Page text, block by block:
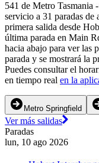
541 de Metro Tasmania
servicio a 31 paradas de
primera salida desde
última parada en Main
hacia abajo para ver las
parada y se mostrará la
Puedes consultar el
en tiempo real en la
Metro Springfield
Ver más salidas
Paradas
lun, 10 ago 2026